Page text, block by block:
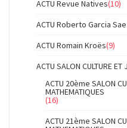
ACTU Revue Natives(10)
ACTU Roberto Garcia
ACTU Romain Kroës(9)
ACTU SALON CULTURE ET
ACTU 20ème SALON
MATHEMATIQUES
(16)
ACTU 21ème SALON